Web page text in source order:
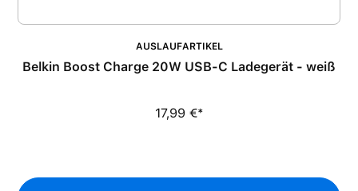
AUSLAUFARTIKEL
Belkin Boost Charge 20W USB-C Ladegerät - weiß
17,99 €*